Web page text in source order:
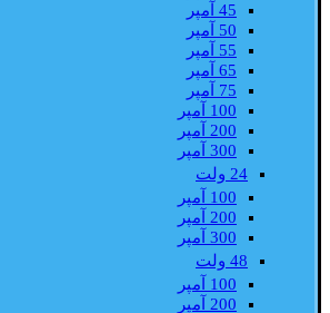
45 آمپر
50 آمپر
55 آمپر
65 آمپر
75 آمپر
100 آمپر
200 آمپر
300 آمپر
24 ولت
100 آمپر
200 آمپر
300 آمپر
48 ولت
100 آمپر
200 آمپر